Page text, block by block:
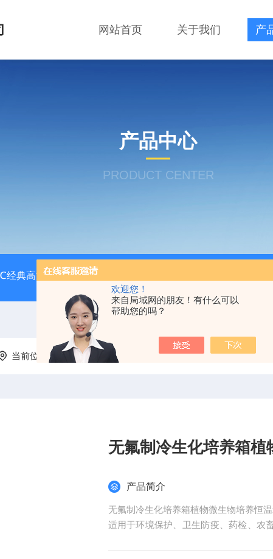
欢迎您！
来自局域网的朋友！有什么可以
帮助您的吗？
网站首页 关于我们 产
产品中心
PRODUCT CENTER
经典高温马弗炉 BX-12-12H灰分含量测定马弗炉1200度电
当前位置： 首页 产品中心 DAOHAN培养箱系列 生化
无氟制冷生化培养箱
产品简介
无氟制冷生化培养箱植物微生物培养恒
适用于环境保护、卫生防疫、药检、农